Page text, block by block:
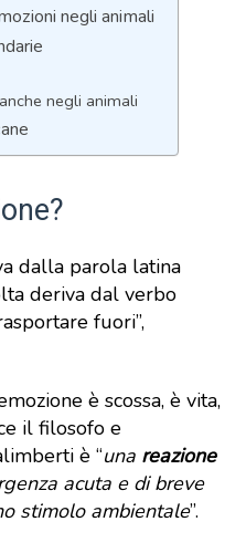
negli animali
negli animali
dalla parola latina
deriva dal verbo
fuori”,
è scossa, è vita,
il filosofo e
è “una reazione
acuta e di breve
stimolo ambientale”.